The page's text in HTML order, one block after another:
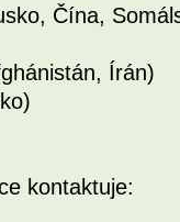
Čína,
Írán)
kontaktuje: